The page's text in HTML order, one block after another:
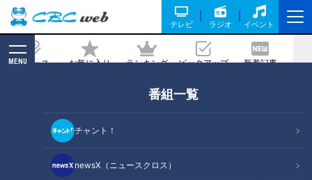
テレビ ラジオ イベント
ニュース お気に入り ランキング ピックアップ 新着記事
MENU
番組一覧
チャント！
newsX（ニュースクロス）
ない存在｣ 不登校･外国人･高齢者…それ
ぞれの理由で学ぶ 義務教育の未修了者は
約90万人